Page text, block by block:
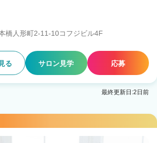
橋人形町2-11-10コフジビル4F
る サロン見学 応募
最終更新日:2日前